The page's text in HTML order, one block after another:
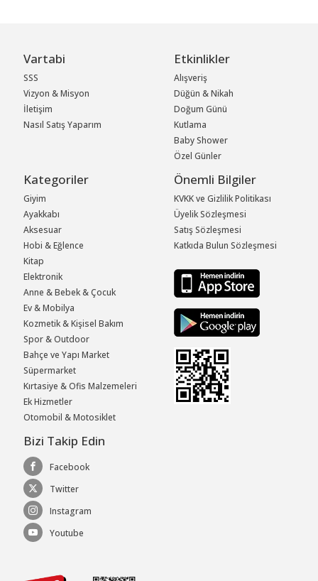
Vartabi
SSS
Vizyon & Misyon
İletişim
Nasıl Satış Yaparım
Etkinlikler
Alışveriş
Düğün & Nikah
Doğum Günü
Kutlama
Baby Shower
Özel Günler
Kategoriler
Giyim
Ayakkabı
Aksesuar
Hobi & Eğlence
Kitap
Elektronik
Anne & Bebek & Çocuk
Ev & Mobilya
Kozmetik & Kişisel Bakım
Spor & Outdoor
Bahçe ve Yapı Market
Süpermarket
Kırtasiye & Ofis Malzemeleri
Ek Hizmetler
Otomobil & Motosiklet
Önemli Bilgiler
KVKK ve Gizlilik Politikası
Üyelik Sözleşmesi
Satış Sözleşmesi
Katkıda Bulun Sözleşmesi
Bizi Takip Edin
Facebook
Twitter
Instagram
Youtube